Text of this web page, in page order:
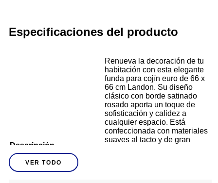
Especificaciones del producto
Descripción
Renueva la decoración de tu
habitación con esta elegante
funda para cojín euro de 66 x
66 cm Landon. Su diseño
clásico con borde satinado
rosado aporta un toque de
sofisticación y calidez a
cualquier espacio. Está
confeccionada con materiales
suaves al tacto y de gran
VER TODO